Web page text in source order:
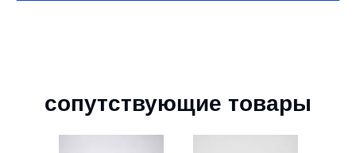
сопутствующие товары